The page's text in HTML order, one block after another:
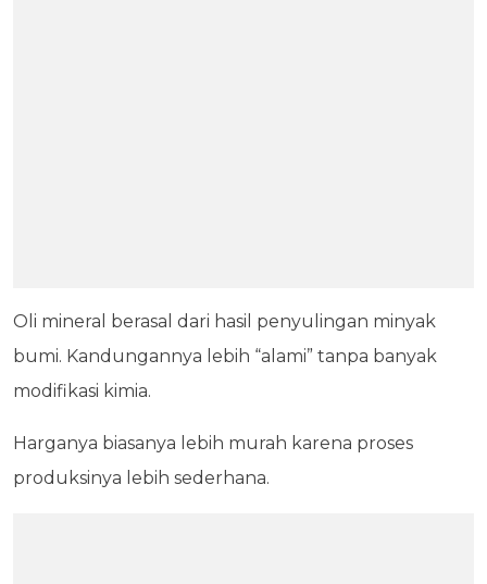
Oli mineral berasal dari hasil penyulingan minyak
bumi. Kandungannya lebih “alami” tanpa banyak
modifikasi kimia.
Harganya biasanya lebih murah karena proses
produksinya lebih sederhana.